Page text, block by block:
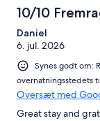
10/10
Daniel
6. jul. 2026
Synes godt om:
overnatningsstedets
Oversæt med
Great stay and